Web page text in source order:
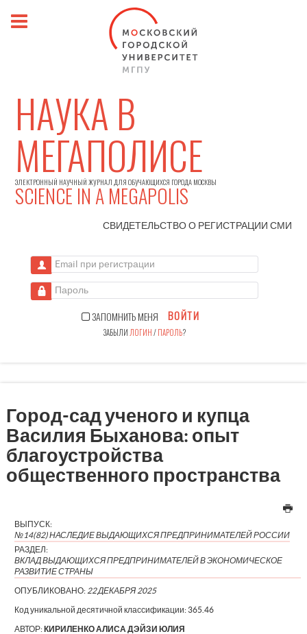
НАУКА В
МЕГАПОЛИСЕ
ЭЛЕКТРОННЫЙ НАУЧНЫЙ ЖУРНАЛ ДЛЯ ОБУЧАЮЩИХСЯ ГОРОДА МОСКВЫ
SCIENCE IN A MEGAPOLIS
СВИДЕТЕЛЬСТВО О РЕГИСТРАЦИИСМИ
Email при регистрации
Пароль
ЗАПОМНИТЬ МЕНЯ ВОЙТИ
ЗАБЫЛИ ЛОГИН/ПАРОЛЬ?
Город-сад ученого и купца
Василия Быханова: опыт
благоустройства
общественного пространства
ВЫПУСК:
№14(82) НАСЛЕДИЕ ВЫДАЮЩИХСЯ ПРЕДПРИНИМАТЕЛЕЙ РОССИИ
РАЗДЕЛ:
ВКЛАД ВЫДАЮЩИХСЯ ПРЕДПРИНИМАТЕЛЕЙ В ЭКОНОМИЧЕСКОЕ
РАЗВИТИЕ СТРАНЫ
ОПУБЛИКОВАНО: 22 ДЕКАБРЯ 2025
Код уникальной десятичной классификации: 365.46
АВТОР:КИРИЛЕНКО АЛИСА ДЭЙЗИ ЮЛИЯ